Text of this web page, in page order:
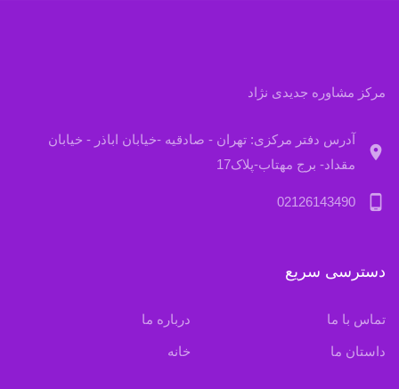
مرکز مشاوره جدیدی نژاد
location_on
آدرس دفتر مرکزی: تهران - صادقیه -خیابان اباذر - خیابان
مقداد- برج مهتاب-پلاک17
phone_android
02126143490
دسترسی سریع
تماس با ما درباره ما
داستان ما خانه